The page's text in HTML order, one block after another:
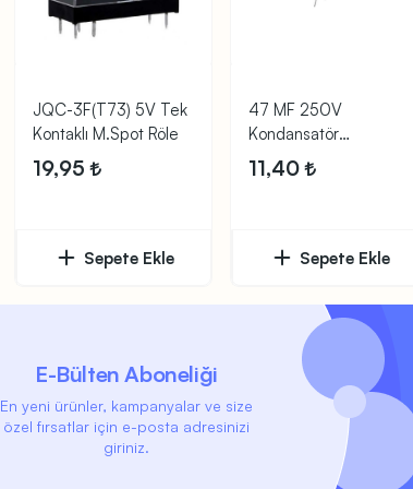
JQC-3F(T73) 5V Tek
Kontaklı M.Spot Röle
19,95
Sepete Ekle
47 MF 250V
Kondansatör
(Elektrolitik)
11,40
Sepete Ekle
E-Bülten Aboneliği
En yeni ürünler, kampanyalar ve size
özel fırsatlar için e-posta adresinizi
giriniz.